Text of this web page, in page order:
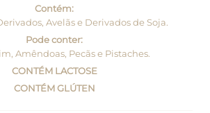
Contém:
Avelãs e Derivados de Soja.
Pode conter:
Amêndoas, Pecãs e Pistaches.
CONTÉM LACTOSE
CONTÉM GLÚTEN